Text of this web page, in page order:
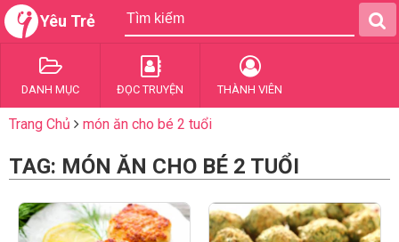
Yêu Trẻ
DANH MỤC ĐỌC TRUYỆN THÀNH VIÊN
Trang Chủ món ăn cho bé 2 tuổi
TAG: MÓN ĂN CHO BÉ 2 TUỔI